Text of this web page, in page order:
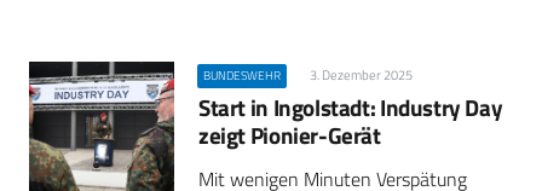
BUNDESWEHR 3. Dezember 2025
Start in Ingolstadt: Industry Day
zeigt Pionier-Gerät
Mit wenigen Minuten Verspätung